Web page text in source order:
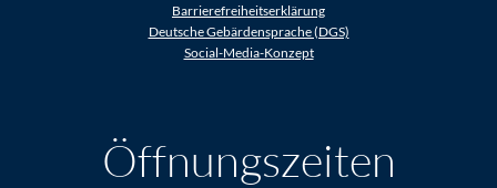
Barrierefreiheitserklärung
Deutsche Gebärdensprache (DGS)
Social-Media-Konzept
Öffnungszeiten